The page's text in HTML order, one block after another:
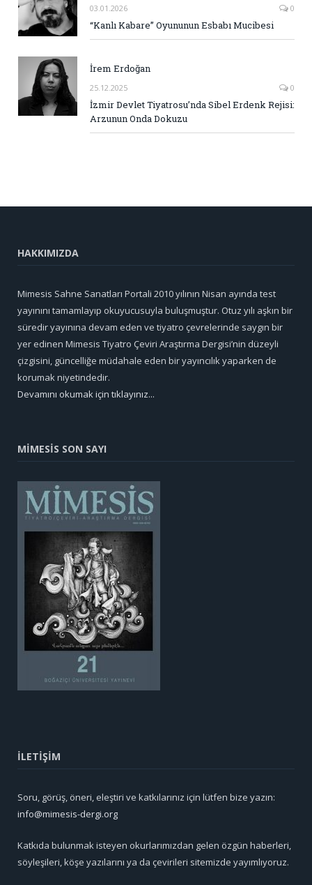
03.01.2026 0
“Kanlı Kabare” Oyununun Esbabı Mucibesi
İrem Erdoğan
25.12.2025 0
İzmir Devlet Tiyatrosu’nda Sibel Erdenk Rejisi:
Arzunun Onda Dokuzu
HAKKIMIZDA
Mimesis Sahne Sanatları Portali 2010 yılının Nisan ayında test
yayınını tamamlayıp okuyucusuyla buluşmuştur. Otuz yılı aşkın bir
süredir yayınına devam eden ve tiyatro çevrelerinde saygın bir
yer edinen Mimesis Tiyatro Çeviri Araştırma Dergisi’nin düzeyli
çizgisini, güncelliğe müdahale eden bir yayıncılık yaparken de
korumak niyetindedir.
Devamını okumak için tıklayınız...
MİMESİS SON SAYI
İLETİŞİM
Soru, görüş, öneri, eleştiri ve katkılarınız için lütfen bize yazın:
info@mimesis-dergi.org
Katkıda bulunmak isteyen okurlarımızdan gelen özgün haberleri,
söyleşileri, köşe yazılarını ya da çevirileri sitemizde yayımlıyoruz.